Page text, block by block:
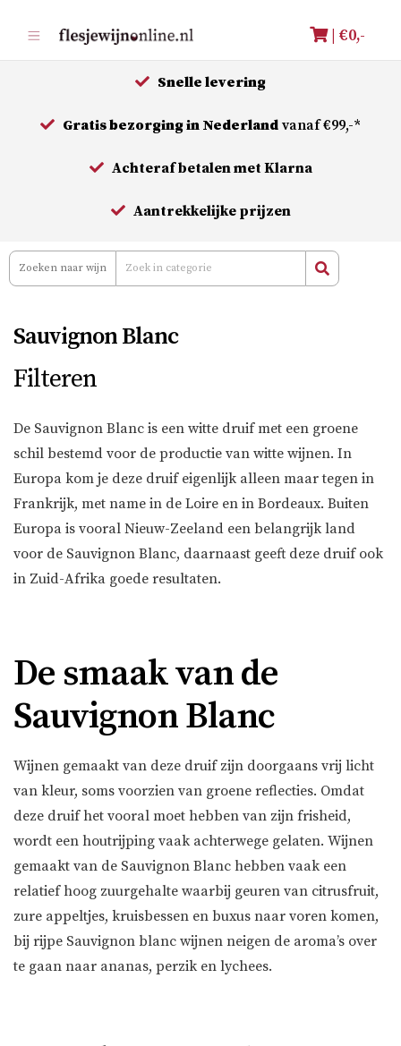
naar
de
| €0,-
Snelle levering
Gratis bezorging in Nederland vanaf €99,-*
Achteraf betalen met Klarna
Aantrekkelijke prijzen
Sauvignon Blanc
Filteren
De Sauvignon Blanc is een witte druif met een groene
schil bestemd voor de productie van witte wijnen. In
Europa kom je deze druif eigenlijk alleen maar tegen in
Frankrijk, met name in de Loire en in Bordeaux. Buiten
Europa is vooral Nieuw-Zeeland een belangrijk land
voor de Sauvignon Blanc, daarnaast geeft deze druif ook
in Zuid-Afrika goede resultaten.
De smaak van de
Sauvignon Blanc
Wijnen gemaakt van deze druif zijn doorgaans vrij licht
van kleur, soms voorzien van groene reflecties. Omdat
deze druif het vooral moet hebben van zijn frisheid,
wordt een houtrijping vaak achterwege gelaten. Wijnen
gemaakt van de Sauvignon Blanc hebben vaak een
relatief hoog zuurgehalte waarbij geuren van citrusfruit,
zure appeltjes, kruisbessen en buxus naar voren komen,
bij rijpe Sauvignon blanc wijnen neigen de aroma’s over
te gaan naar ananas, perzik en lychees.